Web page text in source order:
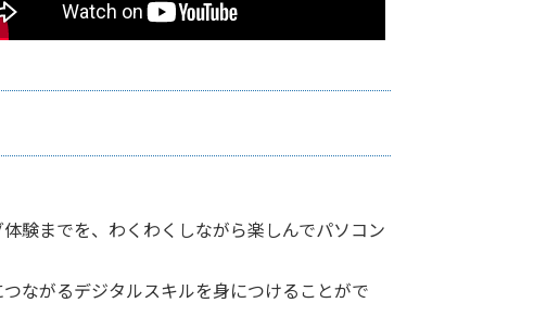
験までを、わくわくしながら楽しんでパソコン
ながるデジタルスキルを身につけることがで